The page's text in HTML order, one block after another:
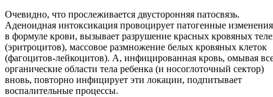
Очевидно, что прослеживается двусторонняя патосвязь.
Аденоидная интоксикация провоцирует патогенные изменения
в формуле крови, вызывает разрушение красных кровяных
(эритроцитов), массовое размножение белых кровяных клеток
(фагоцитов-лейкоцитов). А, инфицированная кровь, омывая
органические области тела ребенка (и носоглоточный сектор)
вновь, повторно инфицирует эти локации, подпитывает
воспалительные процессы.